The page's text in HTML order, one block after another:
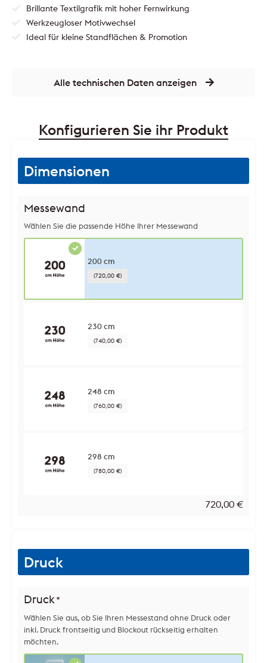
Brillante Textilgrafik mit hoher Fernwirkung
Werkzeugloser Motivwechsel
Ideal für kleine Standflächen & Promotion
Alle technischen Daten anzeigen
Konfigurieren Sie ihr Produkt
Dimensionen
Messewand
Wählen Sie die passende Höhe Ihrer Messewand
200 cm
(720,00 €)
230 cm
(740,00 €)
248 cm
(760,00 €)
298 cm
(780,00 €)
720,00 €
Druck
Druck*
Wählen Sie aus, ob Sie Ihren Messestand ohne Druck oder
inkl. Druck frontseitig und Blockout rückseitig erhalten
möchten.